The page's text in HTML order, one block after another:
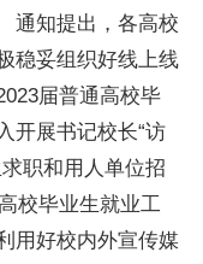
知提出，各高校
稳妥组织好线上线
届普通高校毕
开展书记校长“访
职和用人单位招
校毕业生就业工
好校内外宣传媒